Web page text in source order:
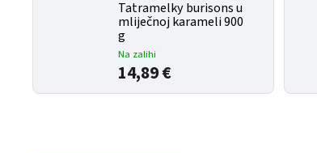
Tatramelky burisons u
mliječnoj karameli 900
g
Na zalihi
14,89 €